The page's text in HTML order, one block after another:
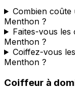
Combien
Menthon ?
Faites-vous les
Menthon ?
Coiffez-vous
Menthon ?
Coiffeur à